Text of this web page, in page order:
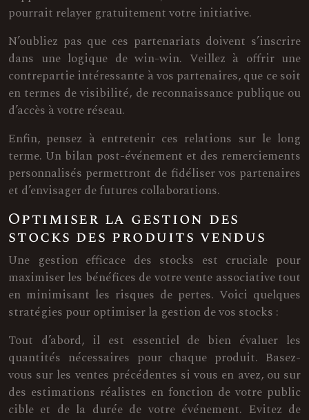
pourrait relayer gratuitement votre initiative.
N’oubliez pas que ces partenariats doivent s’inscrire
dans une logique de win-win. Veillez à offrir une
contrepartie intéressante à vos partenaires, que ce soit
en termes de visibilité, de reconnaissance publique ou
d’accès à votre réseau.
Enfin, pensez à entretenir ces relations sur le long
terme. Un bilan post-événement et des remerciements
personnalisés permettront de fidéliser vos partenaires
et d’envisager de futures collaborations.
Optimiser la gestion des
stocks des produits vendus
Une gestion efficace des stocks est cruciale pour
maximiser les bénéfices de votre vente associative tout
en minimisant les risques de pertes. Voici quelques
stratégies pour optimiser la gestion de vos stocks :
Tout d’abord, il est essentiel de bien évaluer les
quantités nécessaires pour chaque produit. Basez-
vous sur les ventes précédentes si vous en avez, ou sur
des estimations réalistes en fonction de votre public
cible et de la durée de votre événement. Evitez de